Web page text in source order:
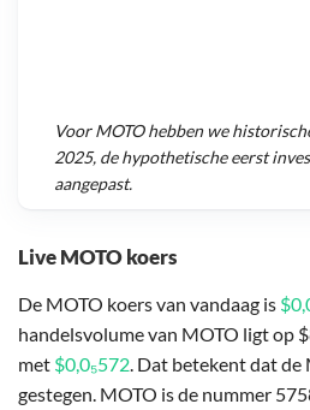
Live MOTO koers
De MOTO koers van vandaag is
handelsvolume van MOTO ligt op
met $0,0₅572. Dat betekent dat de
gestegen. MOTO is de nummer
VoorMOTOhebben we
2025, de hypothetische eerst
aangepast.